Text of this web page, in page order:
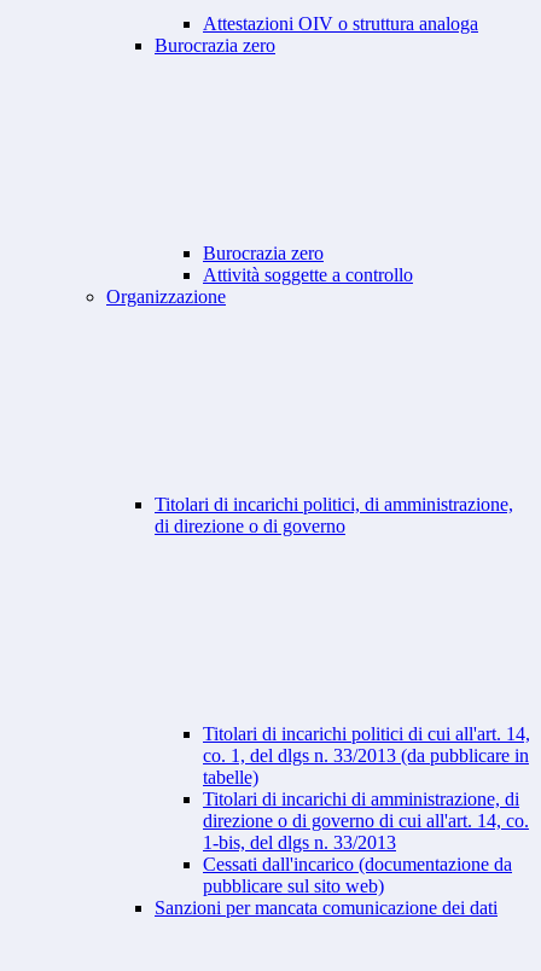
Attestazioni OIV o struttura analoga
Burocrazia zero
Burocrazia zero
Attività soggette a controllo
Organizzazione
Titolari di incarichi politici, di amministrazione,
di direzione o di governo
Titolari di incarichi politici di cui all'art. 14,
co. 1, del dlgs n. 33/2013 (da pubblicare in
tabelle)
Titolari di incarichi di amministrazione, di
direzione o di governo di cui all'art. 14, co.
1-bis, del dlgs n. 33/2013
Cessati dall'incarico (documentazione da
pubblicare sul sito web)
Sanzioni per mancata comunicazione dei dati